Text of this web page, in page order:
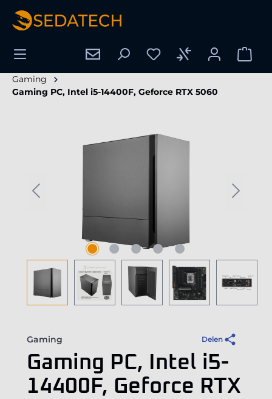
Gaming
Gaming PC, Intel i5-14400F, Geforce RTX 5060
Gaming Delen
Gaming PC, Intel i5-
14400F, Geforce RTX